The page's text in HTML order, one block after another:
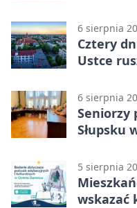
6 sierpnia
Cztery
Ustce
6 sierpnia
Seniorzy
Słupsku
5 sierpnia
wskazać